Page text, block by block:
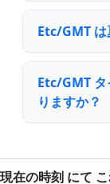
Etc/GMT は
Etc/GMT タ
りますか？
現在の時刻 にて